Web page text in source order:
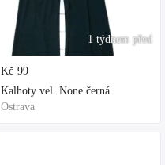
1 týdnem před
Kč 99
Kalhoty vel. None černá
Ostrava